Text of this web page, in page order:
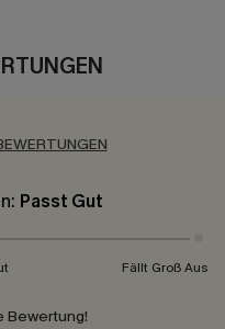
Passt Gut
Fällt Groß Aus
Bewertung!